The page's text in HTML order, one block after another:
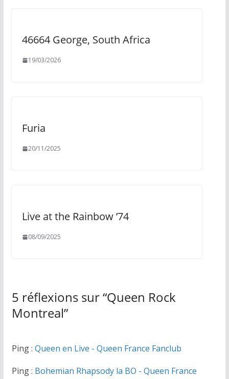
46664 George, South Africa
19/03/2026
Furia
20/11/2025
Live at the Rainbow ’74
08/09/2025
5 réflexions sur “Queen Rock
Montreal”
Ping : Queen en Live - Queen France Fanclub
Ping : Bohemian Rhapsody la BO - Queen France